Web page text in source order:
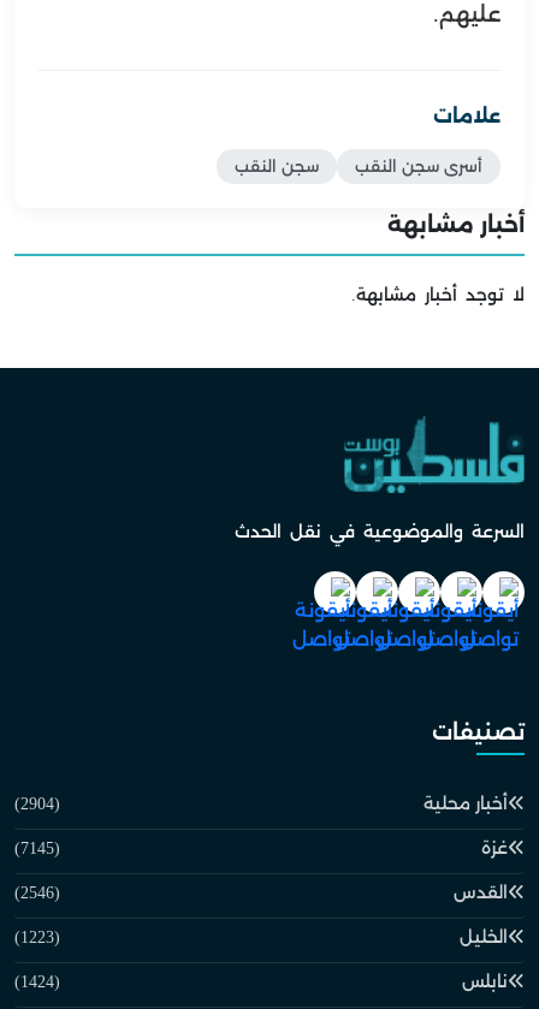
عليهم.
علامات
أسرى سجن النقب سجن النقب
أخبار مشابهة
لا توجد أخبار مشابهة.
السرعة والموضوعية في نقل الحدث
تصنيفات
أخبار محلية (2904)
غزة (7145)
القدس (2546)
الخليل (1223)
نابلس (1424)